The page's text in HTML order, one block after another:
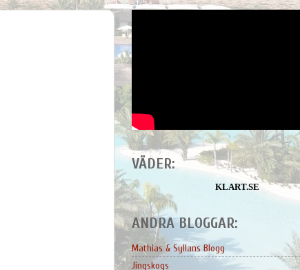
VÄDER:
KLART.SE
ANDRA BLOGGAR:
Mathias & Syllans Blogg
Jingskogs